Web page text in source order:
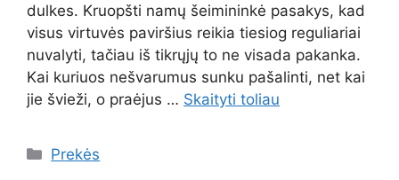
dulkes. Kruopšti namų šeimininkė pasakys, kad
visus virtuvės paviršius reikia tiesiog reguliariai
nuvalyti, tačiau iš tikrųjų to ne visada pakanka.
Kai kuriuos nešvarumus sunku pašalinti, net kai
jie švieži, o praėjus … Skaityti toliau
Kategorijos
Prekės